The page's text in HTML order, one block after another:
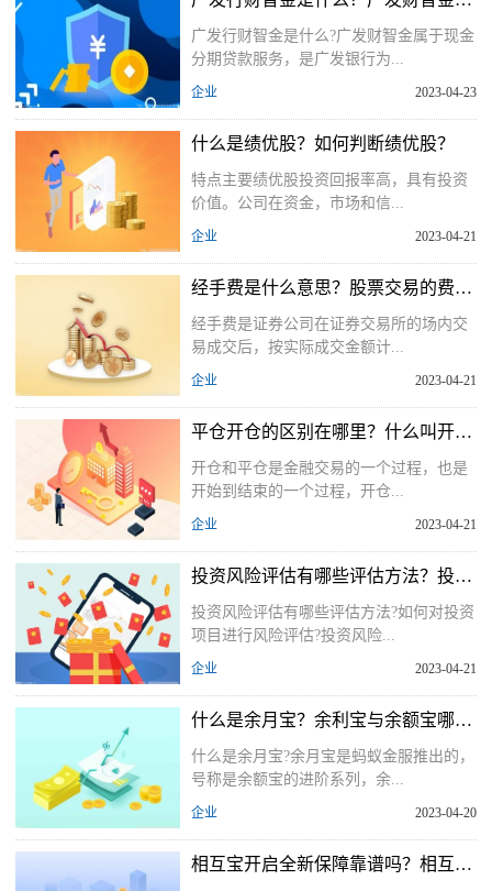
广发行财智金是什么?广发财智金属于现金
分期贷款服务，是广发银行为...
企业 2023-04-23
什么是绩优股？如何判断绩优股？
特点主要绩优股投资回报率高，具有投资
价值。公司在资金，市场和信...
企业 2023-04-21
经手费是什么意思？股票交易的费用主要有哪些？
经手费是证券公司在证券交易所的场内交
易成交后，按实际成交金额计...
企业 2023-04-21
平仓开仓的区别在哪里？什么叫开仓什么叫平仓？
开仓和平仓是金融交易的一个过程，也是
开始到结束的一个过程，开仓...
企业 2023-04-21
投资风险评估有哪些评估方法？投资风险评估的方法
投资风险评估有哪些评估方法?如何对投资
项目进行风险评估?投资风险...
企业 2023-04-21
什么是余月宝？余利宝与余额宝哪个收益高？
什么是余月宝?余月宝是蚂蚁金服推出的，
号称是余额宝的进阶系列，余...
企业 2023-04-20
相互宝开启全新保障靠谱吗？相互宝和好医保有必要一起买吗？